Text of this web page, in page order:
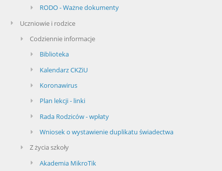
RODO - Ważne dokumenty
Uczniowie i rodzice
Codziennie informacje
Biblioteka
Kalendarz CKZiU
Koronawirus
Plan lekcji - linki
Rada Rodziców - wpłaty
Wniosek o wystawienie duplikatu świadectwa
Z życia szkoły
Akademia MikroTik